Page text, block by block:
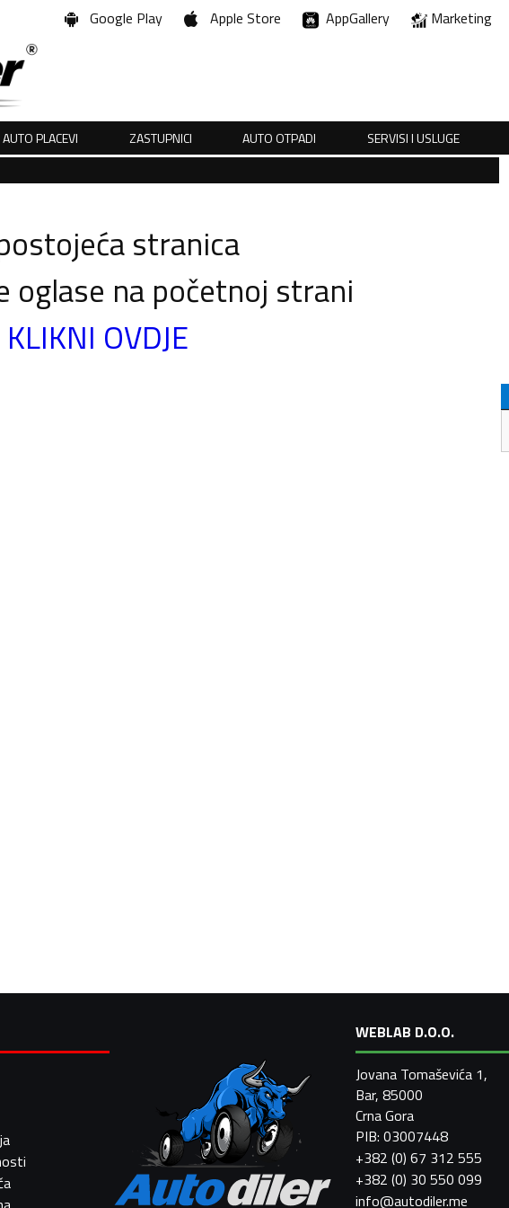
Google Play Apple Store AppGallery Marketing
AUTO PLACEVI ZASTUPNICI AUTO OTPADI SERVISI I USLUGE
stranica
oglase na početnoj strani
KLIKNI OVDJE
WEBLAB D.O.O.
Jovana Tomaševića 1,
Bar, 85000
Crna Gora
PIB: 03007448
+382 (0) 67 312 555
+382 (0) 30 550 099
info@autodiler.me